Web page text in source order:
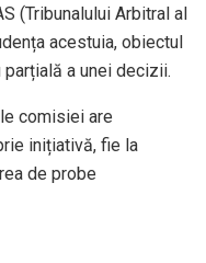
(Tribunalului Arbitral al
acestuia, obiectul
a unei decizii.
comisiei are
inițiativă, fie la
de probe